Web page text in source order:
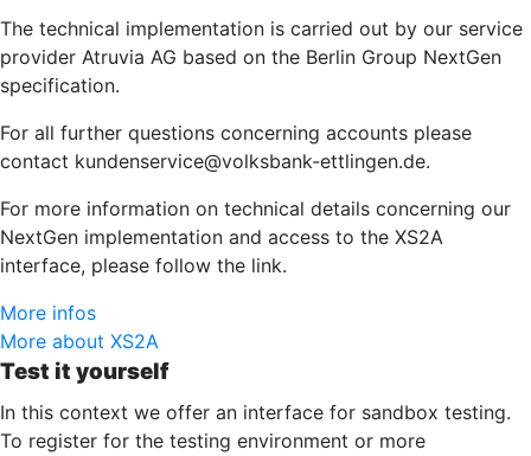
The technical implementation is carried out by our service
provider Atruvia AG based on the Berlin Group NextGen
specification.
For all further questions concerning accounts please
contact kundenservice@volksbank-ettlingen.de.
For more information on technical details concerning our
NextGen implementation and access to the XS2A
interface, please follow the link.
More infos
More about XS2A
Test it yourself
In this context we offer an interface for sandbox testing.
To register for the testing environment or more